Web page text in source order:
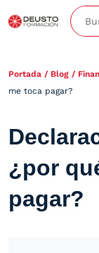
Portada / Blog /
me toca pagar?
¿por
pagar?